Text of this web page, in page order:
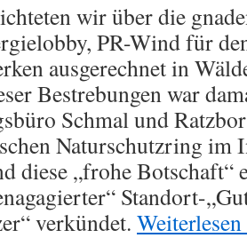
audiatur
et
altera
pars
wir über die
PR-Wind für
ausgerechnet in
Bestrebungen war
Schmal und
Naturschutzring im
diese „frohe Botschaft“
Standort-
verkündet. Weiterlesen